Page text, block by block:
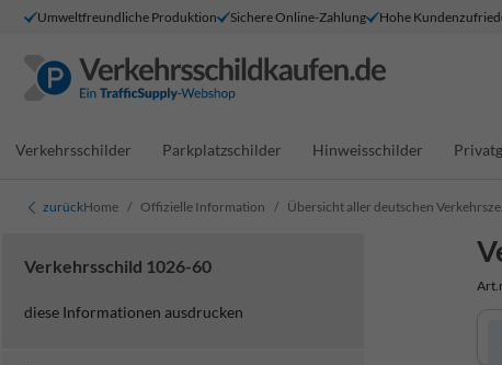
Umweltfreundliche Produktion Sichere Online-Zahlung Hohe
Verkehrsschilder Parkplatzschilder Hinweisschilder
zurückHome Offizielle Information Übersicht aller deutschen
Verkehrsschild 1026-60
diese Informationen ausdrucken